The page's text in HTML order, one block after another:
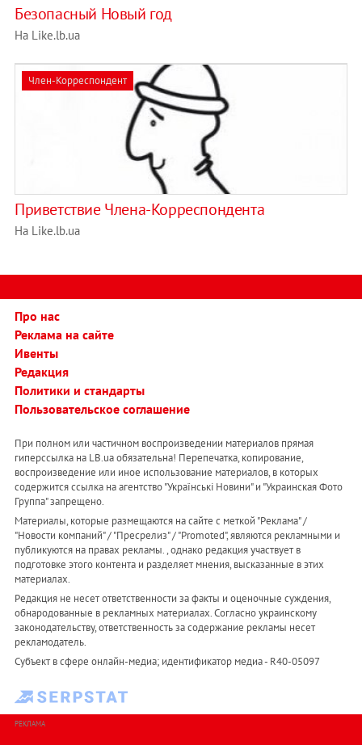
Безопасный Новый год
На Like.lb.ua
Член-Корреспондент
Приветствие Члена-Корреспондента
На Like.lb.ua
Про нас
Реклама на сайте
Ивенты
Редакция
Политики и стандарты
Пользовательское соглашение
При полном или частичном воспроизведении материалов прямая
гиперссылка на LB.ua обязательна! Перепечатка, копирование,
воспроизведение или иное использование материалов, в которых
содержится ссылка на агентство "Українськi Новини" и "Украинская Фото
Группа" запрещено.
Материалы, которые размещаются на сайте с меткой "Реклама" /
"Новости компаний" / "Пресрелиз" / "Promoted", являются рекламными и
публикуются на правах рекламы. , однако редакция участвует в
подготовке этого контента и разделяет мнения, высказанные в этих
материалах.
Редакция не несет ответственности за факты и оценочные суждения,
обнародованные в рекламных материалах. Согласно украинскому
законодательству, ответственность за содержание рекламы несет
рекламодатель.
Субъект в сфере онлайн-медиа; идентификатор медиа - R40-05097
РЕКЛАМА